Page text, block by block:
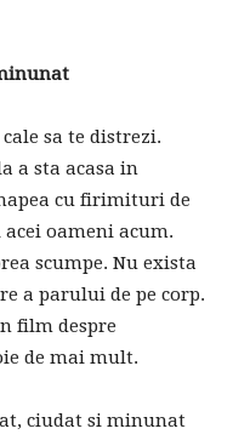
sa te distrezi.
a sta acasa in
cu firimituri de
oameni acum.
scumpe. Nu exista
a parului de pe corp.
film despre
de mai mult.
ciudat si minunat